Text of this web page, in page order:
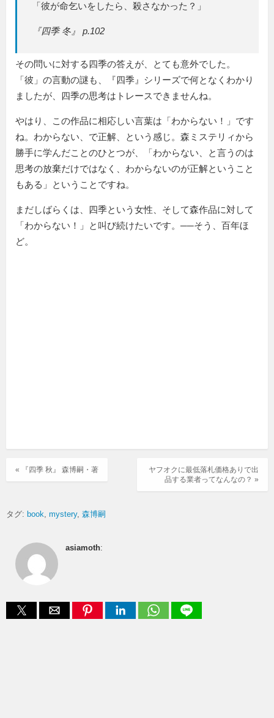
「彼が命乞いをしたら、殺さなかった？」
『四季 冬』 p.102
その問いに対する四季の答えが、とても意外でした。
「彼」の言動の謎も、『四季』シリーズで何となくわかり
ましたが、四季の思考はトレースできませんね。
やはり、この作品に相応しい言葉は「わからない！」です
ね。わからない、で正解、という感じ。森ミステリィから
勝手に学んだことのひとつが、「わからない、と言うのは
思考の放棄だけではなく、わからないのが正解ということ
もある」ということですね。
まだしばらくは、四季という女性、そして森作品に対して
「わからない！」と叫び続けたいです。──そう、百年ほ
ど。
ヤフオクに最低落札価格ありで出
品する業者ってなんなの？ »
« 『四季 秋』 森博嗣・著
タグ: book mystery 森博嗣
asiamoth: